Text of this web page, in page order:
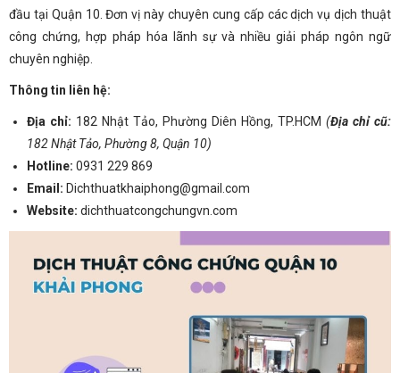
đầu tại Quận 10. Đơn vị này chuyên cung cấp các dịch vụ dịch thuật
công chứng, hợp pháp hóa lãnh sự và nhiều giải pháp ngôn ngữ
chuyên nghiệp.
Thông tin liên hệ:
Địa chỉ: 182 Nhật Tảo, Phường Diên Hồng, TP.HCM (Địa chỉ cũ:
182 Nhật Tảo, Phường 8, Quận 10)
Hotline: 0931 229 869
Email: Dichthuatkhaiphong@gmail.com
Website: dichthuatcongchungvn.com